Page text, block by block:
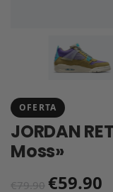
OFERTA
JORDAN
Moss»
€79.90 €59.90